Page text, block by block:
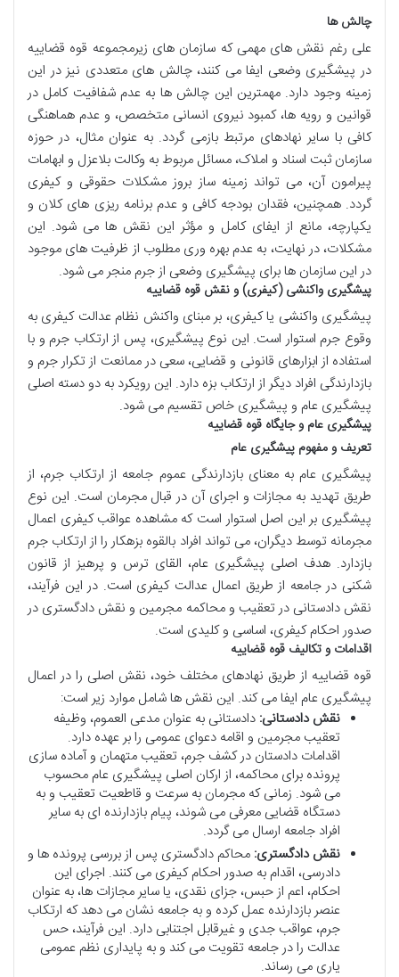
چالش ها
علی رغم نقش های مهمی که سازمان های زیرمجموعه قوه قضاییه
در پیشگیری وضعی ایفا می کنند، چالش های متعددی نیز در این
زمینه وجود دارد. مهمترین این چالش ها به عدم شفافیت کامل در
قوانین و رویه ها، کمبود نیروی انسانی متخصص، و عدم هماهنگی
کافی با سایر نهادهای مرتبط بازمی گردد. به عنوان مثال، در حوزه
سازمان ثبت اسناد و املاک، مسائل مربوط به وکالت بلاعزل و ابهامات
پیرامون آن، می تواند زمینه ساز بروز مشکلات حقوقی و کیفری
گردد. همچنین، فقدان بودجه کافی و عدم برنامه ریزی های کلان و
یکپارچه، مانع از ایفای کامل و مؤثر این نقش ها می شود. این
مشکلات، در نهایت، به عدم بهره وری مطلوب از ظرفیت های موجود
در این سازمان ها برای پیشگیری وضعی از جرم منجر می شود.
پیشگیری واکنشی (کیفری) و نقش قوه قضاییه
پیشگیری واکنشی یا کیفری، بر مبنای واکنش نظام عدالت کیفری به
وقوع جرم استوار است. این نوع پیشگیری، پس از ارتکاب جرم و با
استفاده از ابزارهای قانونی و قضایی، سعی در ممانعت از تکرار جرم و
بازدارندگی افراد دیگر از ارتکاب بزه دارد. این رویکرد به دو دسته اصلی
پیشگیری عام و پیشگیری خاص تقسیم می شود.
پیشگیری عام و جایگاه قوه قضاییه
تعریف و مفهوم پیشگیری عام
پیشگیری عام به معنای بازدارندگی عموم جامعه از ارتکاب جرم، از
طریق تهدید به مجازات و اجرای آن در قبال مجرمان است. این نوع
پیشگیری بر این اصل استوار است که مشاهده عواقب کیفری اعمال
مجرمانه توسط دیگران، می تواند افراد بالقوه بزهکار را از ارتکاب جرم
بازدارد. هدف اصلی پیشگیری عام، القای ترس و پرهیز از قانون
شکنی در جامعه از طریق اعمال عدالت کیفری است. در این فرآیند،
نقش دادستانی در تعقیب و محاکمه مجرمین و نقش دادگستری در
صدور احکام کیفری، اساسی و کلیدی است.
اقدامات و تکالیف قوه قضاییه
قوه قضاییه از طریق نهادهای مختلف خود، نقش اصلی را در اعمال
پیشگیری عام ایفا می کند. این نقش ها شامل موارد زیر است:
نقش دادستانی: دادستانی به عنوان مدعی العموم، وظیفه
تعقیب مجرمین و اقامه دعوای عمومی را بر عهده دارد.
اقدامات دادستان در کشف جرم، تعقیب متهمان و آماده سازی
پرونده برای محاکمه، از ارکان اصلی پیشگیری عام محسوب
می شود. زمانی که مجرمان به سرعت و قاطعیت تعقیب و به
دستگاه قضایی معرفی می شوند، پیام بازدارنده ای به سایر
افراد جامعه ارسال می گردد.
نقش دادگستری: محاکم دادگستری پس از بررسی پرونده ها و
دادرسی، اقدام به صدور احکام کیفری می کنند. اجرای این
احکام، اعم از حبس، جزای نقدی، یا سایر مجازات ها، به عنوان
عنصر بازدارنده عمل کرده و به جامعه نشان می دهد که ارتکاب
جرم، عواقب جدی و غیرقابل اجتنابی دارد. این فرآیند، حس
عدالت را در جامعه تقویت می کند و به پایداری نظم عمومی
یاری می رساند.